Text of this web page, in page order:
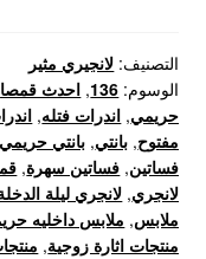
136
المثير
التصنيف: لانجيري مثير
الوسوم: 136
, احدث
حريمي, اندرات فتله,
مفتوح, بانتي, بانتي حريمي
فساتين, فساتين سهرة,
لانجري, لانجري ليلة
ملابس, ملابس داخليه
منتجات اثارة زوجية,